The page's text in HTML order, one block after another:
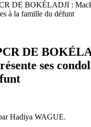
DE BOKÉLADJI :
à la famille du défunt
DE
ses
Hadiya WAGUE.